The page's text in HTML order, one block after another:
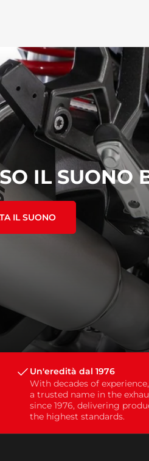
IL SUONO
IL SUONO
Un'eredità dal 1976
With decades of
a trusted name in the
since 1976, delivering
the highest standards.